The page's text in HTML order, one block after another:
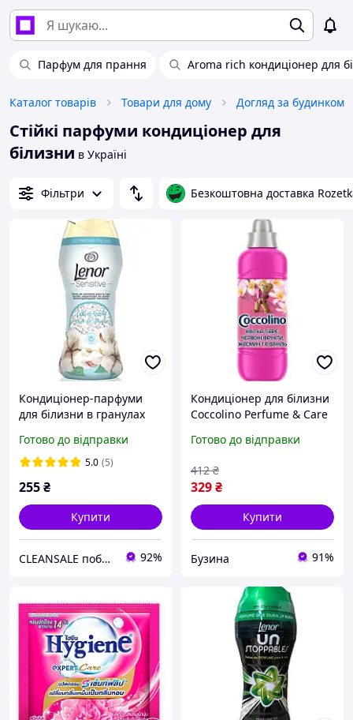
Парфум для прання Aroma rich кондиціонер для
Каталог товарів Товари для дому Догляд за будинком
Стійкі парфуми кондиціонер для
білизни в Україні
Фільтри Безкоштовна доставка
Кондиціонер-парфуми
для білизни в гранулах
Fresh 210 g
Готово до відправки
5.0 (5)
255₴
Купити
CLEANSALE побутова хімія з Європи для дому та бізнесу 92%
Кондиціонер для білизни
Coccolino Perfume & Care
925 мл 8720181409653
Готово до відправки
329₴
412 ₴
Купити
Бузина 91%